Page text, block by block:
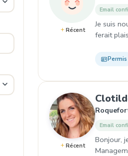
Récent
Email
Je suis
ferait
Permis
Récent
Email
Bonjour,